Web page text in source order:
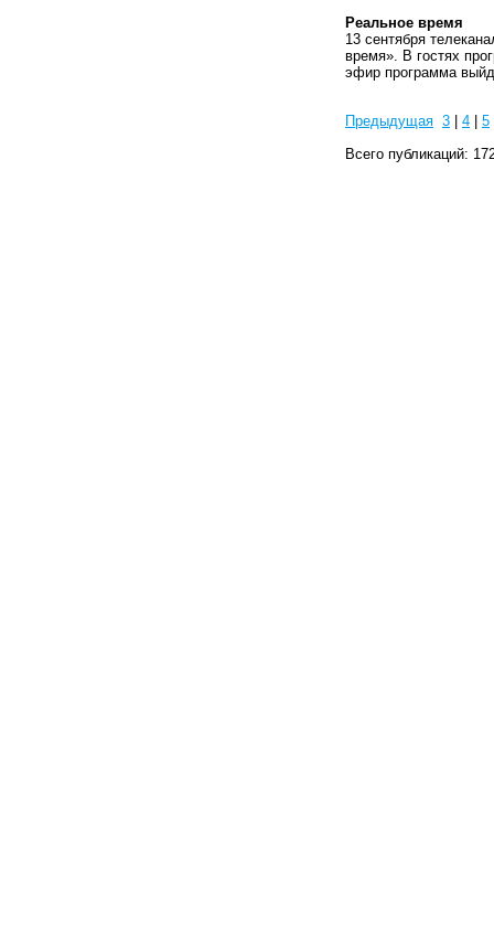
Реальное время
13 сентября
время». В гостях
эфир программа
Предыдущая 3 | 4 | 5
Всего публикаций: